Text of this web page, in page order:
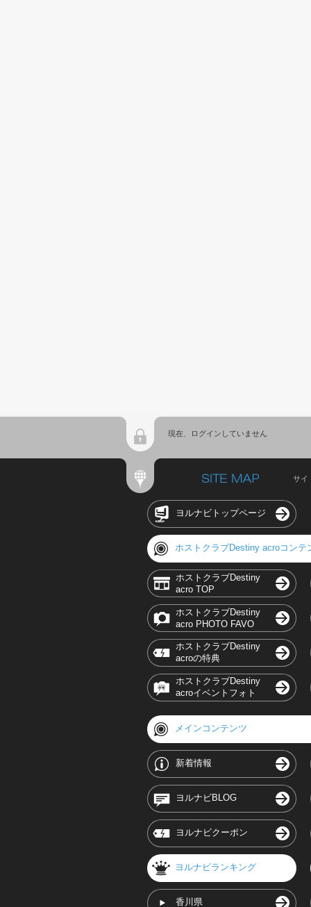
現在、ログインしていません
サイ
ヨルナビトップページ
ホストクラブDestiny acroコンテ
ホストクラブDestiny
acro TOP
ホストクラブDestiny
acro PHOTO FAVO
ホストクラブDestiny
acroの特典
ホストクラブDestiny
acroイベントフォト
メインコンテンツ
新着情報
ヨルナビBLOG
ヨルナビクーポン
ヨルナビランキング
香川県